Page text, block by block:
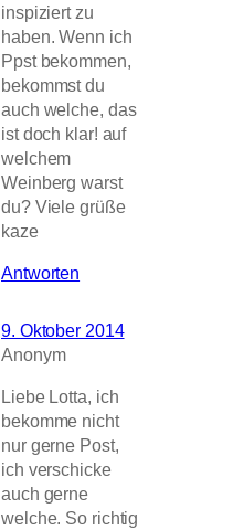
inspiziert zu
haben. Wenn ich
Ppst bekommen,
bekommst du
auch welche, das
ist doch klar! auf
welchem
Weinberg warst
du? Viele grüße
kaze
Antworten
9. Oktober 2014
Anonym
Liebe Lotta, ich
bekomme nicht
nur gerne Post,
ich verschicke
auch gerne
welche. So richtig